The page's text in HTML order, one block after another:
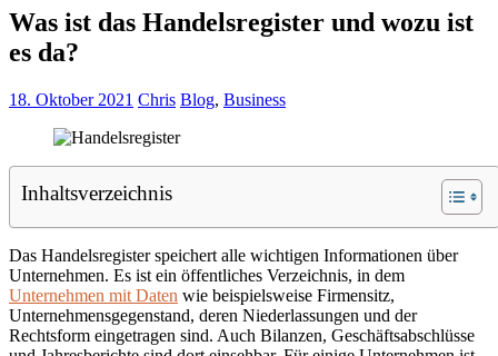
Was ist das Handelsregister und wozu ist
es da?
18. Oktober 2021 Chris Blog, Business
Inhaltsverzeichnis
Das Handelsregister speichert alle wichtigen Informationen über
Unternehmen. Es ist ein öffentliches Verzeichnis, in dem
Unternehmen mit Daten wie beispielsweise Firmensitz,
Unternehmensgegenstand, deren Niederlassungen und der
Rechtsform eingetragen sind. Auch Bilanzen, Geschäftsabschlüsse